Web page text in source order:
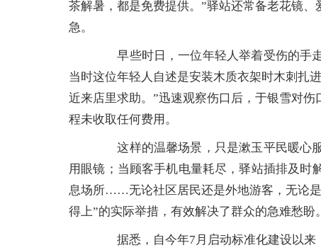
茶解暑，都是免费提供。”驿站还常备老花镜
急。
早些时日，一位年轻人举着受伤的手走
当时这位年轻人自述是安装木质衣架时木刺扎
近来店里求助。”迅速观察伤口后，于银雪对
程未收取任何费用。
这样的温馨场景，只是漱玉平民暖心服
用眼镜；当顾客手机电量耗尽，驿站插排及时
息场所……无论社区居民还是外地游客，无论
得上”的实际举措，有效解决了群众的急难愁盼。
据悉，自今年7月启动标准化建设以来